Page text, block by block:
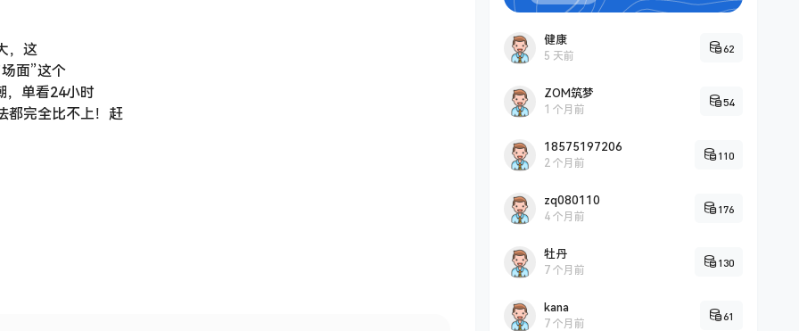
，这
面”这个
，单看24小时
都完全比不上！赶
健康
5 天前
62
ZOM筑梦
1 个月前
54
18575197206
2 个月前
110
zq080110
4 个月前
176
牡丹
7 个月前
130
kana
7 个月前
61